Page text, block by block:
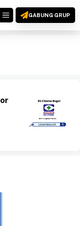
MENUGABUNG GRUP